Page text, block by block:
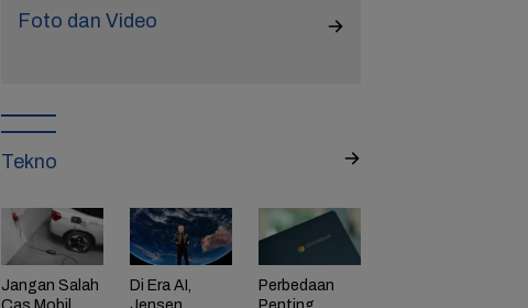
Foto dan Video
Tekno
Jangan Salah
Di Era AI,
Perbedaan